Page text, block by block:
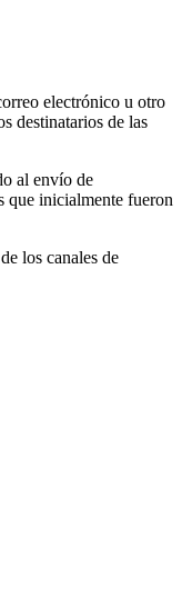
electrónico u otro
destinatarios de las
al envío de
que inicialmente fueron
los canales de